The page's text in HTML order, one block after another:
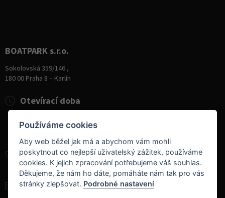
BOATPARK s.r.o.
Sokolovská 359/146 ,
180 00 Praha 8 – Karlín
+420 284 826 787
+420 604 728 042
info@boatpark.cz
Otevírací doba
Úterý - Pátek
10:00 - 19:00
Sobota
9:00 - 14:00
Používáme cookies
Aby web běžel jak má a abychom vám mohli
poskytnout co nejlepší uživatelský zážitek, používáme
cookies. K jejich zpracování potřebujeme váš souhlas.
Děkujeme, že nám ho dáte, pomáháte nám tak pro vás
stránky zlepšovat. Podrobné nastavení